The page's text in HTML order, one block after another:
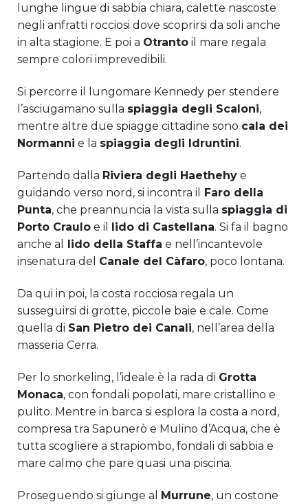
lunghe lingue di sabbia chiara, calette nascoste
negli anfratti rocciosi dove scoprirsi da soli anche
in alta stagione. E poi a Otranto il mare regala
sempre colori imprevedibili.
Si percorre il lungomare Kennedy per stendere
l’asciugamano sulla spiaggia degli Scaloni,
mentre altre due spiagge cittadine sono cala dei
Normanni e la spiaggia degli Idruntini.
Partendo dalla Riviera degli Haethehy e
guidando verso nord, si incontra il
Faro della
Punta, che preannuncia la vista sulla spiaggia di
Porto Craulo e il lido di Castellana. Si fa il bagno
anche al
lido della Staffa e nell’incantevole
insenatura del Canale del Càfaro, poco lontana.
Da qui in poi, la costa rocciosa regala un
susseguirsi di grotte, piccole baie e cale. Come
quella di San Pietro dei Canali, nell’area della
masseria Cerra.
Per lo snorkeling, l’ideale è la rada di Grotta
Monaca, con fondali popolati, mare cristallino e
pulito. Mentre in barca si esplora la costa a nord,
compresa tra Sapunerò e Mulino d’Acqua, che è
tutta scogliere a strapiombo, fondali di sabbia e
mare calmo che pare quasi una piscina.
Proseguendo si giunge al Murrune, un costone